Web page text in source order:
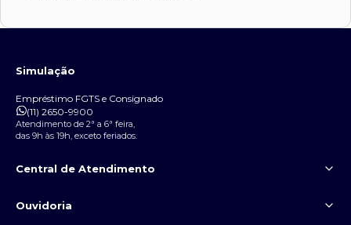
Simulação
Empréstimo FGTS e Consignado
(11) 2650-9900
Atendimento de 2ª a 6ª feira,
das 9h às 19h, exceto feriados.
Central de Atendimento
(11) 2650-9999
Ouvidoria